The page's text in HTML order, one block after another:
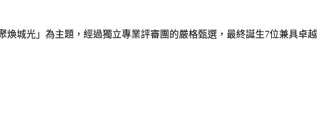
城光」為主題，經過獨立專業評審團的嚴格甄選，最終誕生7位兼具卓越